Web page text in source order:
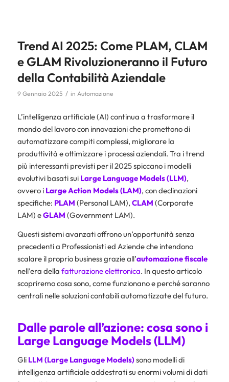
Trend AI 2025: Come PLAM, CLAM
e GLAM Rivoluzioneranno il Futuro
della Contabilità Aziendale
9 Gennaio 2025 / in Automazione
L’intelligenza artificiale (AI) continua a trasformare il
mondo del lavoro con innovazioni che promettono di
automatizzare compiti complessi, migliorare la
produttività e ottimizzare i processi aziendali. Tra i trend
più interessanti previsti per il 2025 spiccano i modelli
evolutivi basati sui Large Language Models (LLM),
ovvero i Large Action Models (LAM), con declinazioni
specifiche: PLAM (Personal LAM), CLAM (Corporate
LAM) eGLAM (Government LAM).
Questi sistemi avanzati offrono un’opportunità senza
precedenti a Professionisti ed Aziende che intendono
scalare il proprio business grazie all’automazione fiscale
nell’era della fatturazione elettronica. In questo articolo
scopriremo cosa sono, come funzionano e perché saranno
centrali nelle soluzioni contabili automatizzate del futuro.
Dalle parole all’azione: cosa sono i
Large Language Models (LLM)
Gli LLM (Large Language Models)sono modelli di
intelligenza artificiale addestrati su enormi volumi di dati